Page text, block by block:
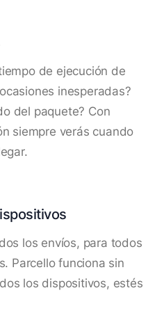
de ejecución de
inesperadas?
del paquete? Con
siempre verás cuando
los envíos, para todos
Parcello funciona sin
los dispositivos, estés